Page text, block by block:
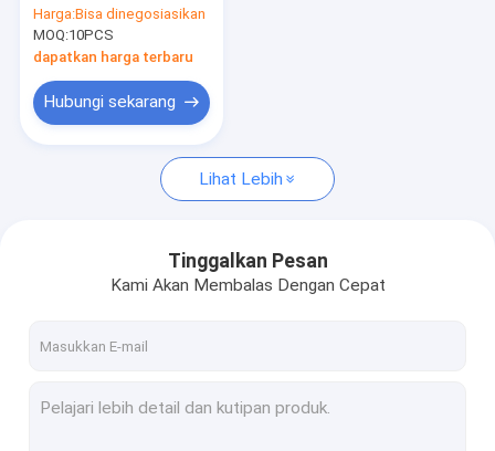
Jangkauan
Pengacakan 50m dan
7 Pita yang Dapat
Dipilih
Harga:Bisa dinegosiasikan
MOQ:10PCS
dapatkan harga terbaru
Hubungi sekarang
Lihat Lebih
Tinggalkan Pesan
Kami Akan Membalas Dengan Cepat